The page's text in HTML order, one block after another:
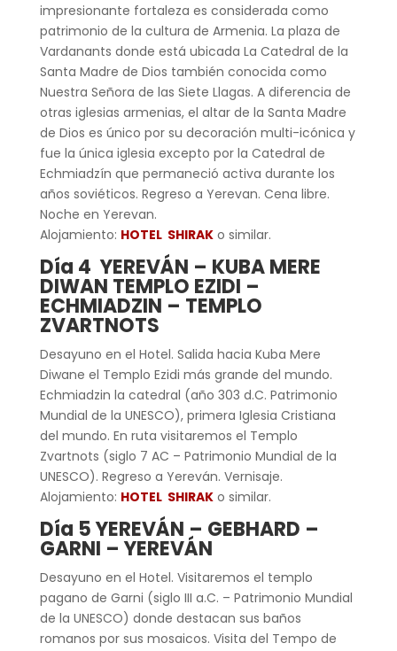
impresionante fortaleza es considerada como
patrimonio de la cultura de Armenia. La plaza de
Vardanants donde está ubicada La Catedral de la
Santa Madre de Dios también conocida como
Nuestra Señora de las Siete Llagas. A diferencia de
otras iglesias armenias, el altar de la Santa Madre
de Dios es único por su decoración multi-icónica y
fue la única iglesia excepto por la Catedral de
Echmiadzín que permaneció activa durante los
años soviéticos. Regreso a Yerevan. Cena libre.
Noche en Yerevan.
Alojamiento: HOTEL SHIRAKo similar.
Día 4 YEREVÁN – KUBA MERE
DIWAN TEMPLO EZIDI –
ECHMIADZIN – TEMPLO
ZVARTNOTS
Desayuno en el Hotel. Salida hacia Kuba Mere
Diwane el Templo Ezidi más grande del mundo.
Echmiadzin la catedral (año 303 d.C. Patrimonio
Mundial de la UNESCO), primera Iglesia Cristiana
del mundo. En ruta visitaremos el Templo
Zvartnots (siglo 7 AC – Patrimonio Mundial de la
UNESCO). Regreso a Yereván. Vernisaje.
Alojamiento: HOTEL SHIRAKo similar.
Día 5 YEREVÁN – GEBHARD –
GARNI – YEREVÁN
Desayuno en el Hotel. Visitaremos el templo
pagano de Garni (siglo III a.C. – Patrimonio Mundial
de la UNESCO) donde destacan sus baños
romanos por sus mosaicos. Visita del Tempo de